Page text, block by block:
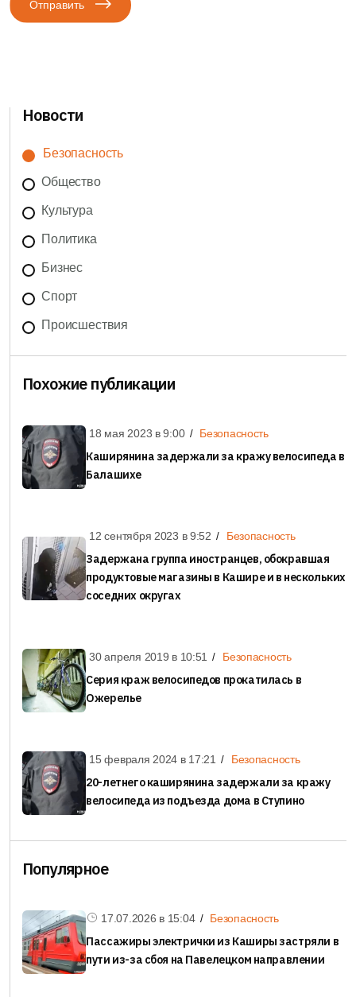
Отправить
Новости
Безопасность
Общество
Культура
Политика
Бизнес
Спорт
Происшествия
Похожие публикации
18 мая 2023 в9:00 Безопасность
Каширянина задержали за кражу велосипеда в
Балашихе
12 сентября 2023 в9:52 Безопасность
Задержана группа иностранцев, обокравшая
продуктовые магазины в Кашире и в нескольких
соседних округах
30 апреля 2019 в 10:51 Безопасность
Серия краж велосипедов прокатилась в
Ожерелье
15 февраля 2024 в 17:21 Безопасность
20-летнего каширянина задержали за кражу
велосипеда из подъезда дома в Ступино
Популярное
17.07.2026 в 15:04 Безопасность
Пассажиры электрички из Каширы застряли в
пути из-за сбоя на Павелецком направлении